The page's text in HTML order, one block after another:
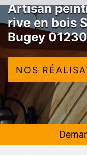
Artisan
rive en bois
Bugey 01230
NOS